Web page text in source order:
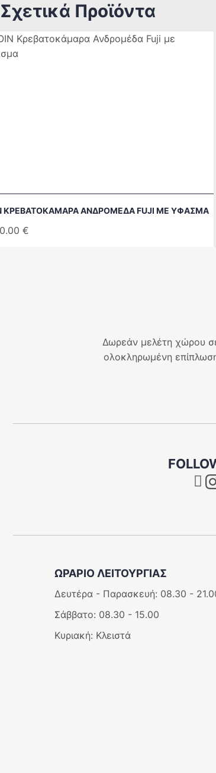
Σχετικά Προϊόντα
ΚΡΕΒΑΤΟΚΆΜΑΡΑ ΑΝΔΡΟΜΈΔΑ FUJI ΜΕ ΎΦΑΣΜΑ
€
Δωρεάν μελέτη χώρου
ολοκληρωμένη
ΩΡΑΡΙΟ ΛΕΙΤΟΥΡΓΊΑΣ
Δευτέρα - Παρασκευή: 08.30 -
Σάββατο: 08.30 - 15.00
Κυριακή: Κλειστά